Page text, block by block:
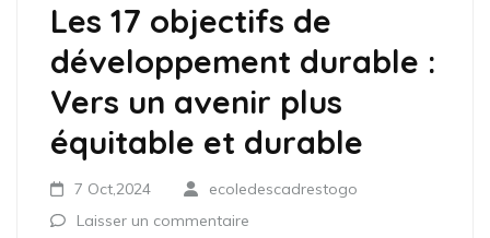
Les 17 objectifs de
développement durable :
Vers un avenir plus
équitable et durable
7 Oct,2024
ecoledescadrestogo
Laisser un commentaire